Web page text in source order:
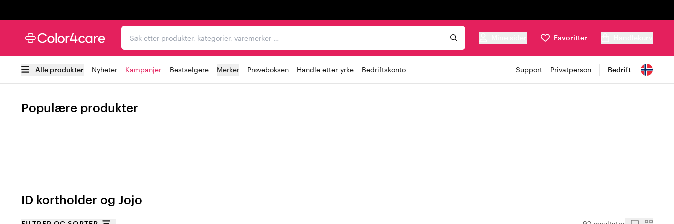
Søk etter produkter, kategorier, varemerker …
Favoritter
Alle produkter Nyheter Kampanjer Bestselgere Merker Prøveboksen Handle etter yrke Bedriftskonto Support Privatperson Bedrift
Populære produkter
ID kortholder og Jojo